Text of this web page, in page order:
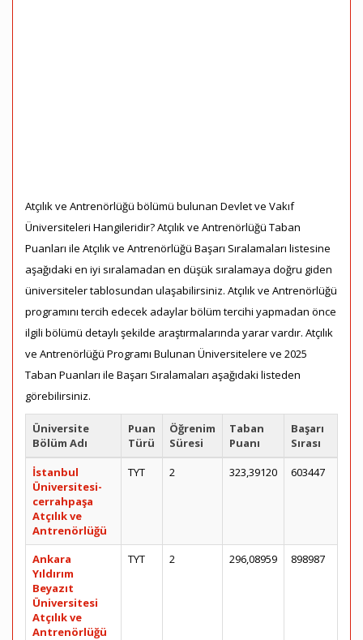
Atçılık ve Antrenörlüğü bölümü bulunan Devlet ve Vakıf
Üniversiteleri Hangileridir? Atçılık ve Antrenörlüğü Taban
Puanları ile Atçılık ve Antrenörlüğü Başarı Sıralamaları listesine
aşağıdaki en iyi sıralamadan en düşük sıralamaya doğru giden
üniversiteler tablosundan ulaşabilirsiniz. Atçılık ve Antrenörlüğü
programını tercih edecek adaylar bölüm tercihi yapmadan önce
ilgili bölümü detaylı şekilde araştırmalarında yarar vardır. Atçılık
ve Antrenörlüğü Programı Bulunan Üniversitelere ve 2025
Taban Puanları ile Başarı Sıralamaları aşağıdaki listeden
görebilirsiniz.
Üniversite
Bölüm Adı
Puan
Türü
Öğrenim
Süresi
Taban
Puanı
Başarı
Sırası
İstanbul
Üniversitesi-
cerrahpaşa
Atçılık ve
Antrenörlüğü
TYT 2 323,39120 603447
Ankara
Yıldırım
Beyazıt
Üniversitesi
Atçılık ve
Antrenörlüğü
TYT 2 296,08959 898987